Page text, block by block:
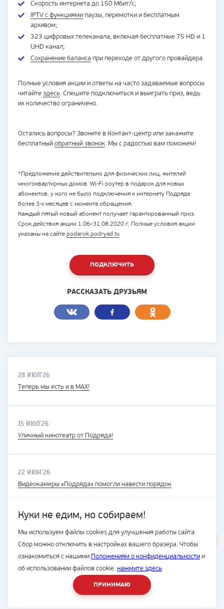
Куки не едим, но собираем!
Мы используем файлы cookies для улучшения работы сайта.
Сбор можно отключить в настройках вашего бразера. Чтобы
ознакомиться с нашими Положениям о конфиденциальностии
об использовании файлов cookie. нажмите здесь
ПРИНИМАЮ
Скорость интернета до 150 Мбит/с;
IPTV с функциямипаузы, перемотки и бесплатным
архивом;
323 цифровых телеканала, включая бесплатные 75 HD и 1
UHD канал;
Сохранение баланса при переходе от другого провайдера.
Полные условия акции и ответы на часто задаваемые вопросы
читайте здесь. Спешите подключиться и выиграть приз, ведь
их количество ограничено.
Остались вопросы? Звоните в Контакт-центр или закажите
бесплатный обратный звонок. Мы с радостью вам поможем!
*Предложение действительно для физических лиц, жителей
многоквартирных домов. Wi-Fi роутер в подарок для новых
абонентов, у кого не было подключения к интернету Подряда
более 3-х месяцев с момента обращения.
Каждый пятый новый абонент получает гарантированный приз.
Срок действия акции 1.06–31.08.2020 г. Полные условия акции
указаны на сайте podarok.podryad.tv.
ПОДКЛЮЧИТЬ
РАССКАЗАТЬ ДРУЗЬЯМ
28 ИЮЛ'26
Теперь мы есть и в MAX!
15 ИЮЛ'26
Уличный кинотеатр от Подряда!
22 ИЮН'26
Видеокамеры «Подряда» помогли навести порядок
© Подряд, 1997-2026
8 (4236) 700-555